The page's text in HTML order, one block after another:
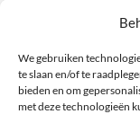
We gebruiken
te slaan en/of te
bieden en om
met deze technologieën
Gegevens
Postbus 5020,